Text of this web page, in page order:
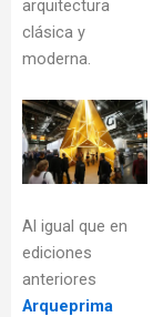
arquitectura
clásica y
moderna.
Al igual que en
ediciones
anteriores
Arqueprima